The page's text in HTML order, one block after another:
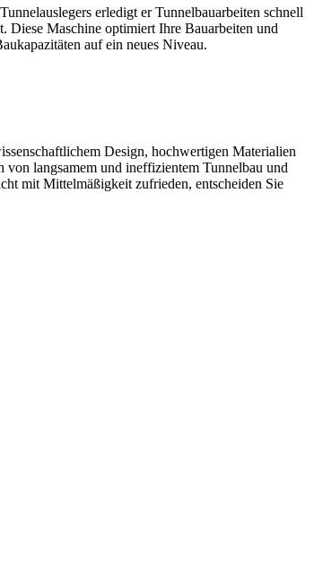
erledigt er Tunnelbauarbeiten schnell
Diese Maschine optimiert Ihre Bauarbeiten und
auf ein neues Niveau.
Design, hochwertigen Materialien
von langsamem und ineffizientem Tunnelbau und
mit Mittelmäßigkeit zufrieden, entscheiden Sie